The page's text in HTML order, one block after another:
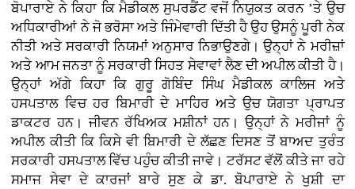
ਬੋਪਾਰਾਏ ਨੇ ਕਿਹਾ ਕਿ ਮੈਡੀਕਲ ਸੁਪਰਡੈਂਟ ਵਜੋਂ ਨਿਯੁਕਤ ਕਰਨ ’ਤੇ ਉਚ
ਅਧਿਕਾਰੀਆਂ ਨੇ ਜੋ ਭਰੋਸਾ ਅਤੇ ਜਿੰਮੇਵਾਰੀ ਦਿੱਤੀ ਹੈ ਉਹ ਉਸਨੂੰ ਪੂਰੀ ਨੇਕ
ਨੀਤੀ ਅਤੇ ਸਰਕਾਰੀ ਨਿਯਮਾਂ ਅਨੁਸਾਰ ਨਿਭਾਉਣਗੇ। ਉਨ੍ਹਾਂ ਨੇ ਮਰੀਜ਼ਾਂ
ਅਤੇ ਆਮ ਜਨਤਾ ਨੂੰ ਸਰਕਾਰੀ ਸਿਹਤ ਸੇਵਾਵਾਂ ਲੈਣ ਦੀ ਅਪੀਲ ਕੀਤੀ ਹੈ।
ਉਨ੍ਹਾਂ ਅੱਗੇ ਕਿਹਾ ਕਿ ਗੁਰੂ ਗੋਬਿੰਦ ਸਿੰਘ ਮੈਡੀਕਲ ਕਾਲਿਜ ਅਤੇ
ਹਸਪਤਾਲ ਵਿਚ ਹਰ ਬਿਮਾਰੀ ਦੇ ਮਾਹਿਰ ਅਤੇ ਉਚ ਯੋਗਤਾ ਪ੍ਰਾਪਤ
ਡਾਕਟਰ ਹਨ। ਜੀਵਨ ਰੱਖਿਅਕ ਮਸ਼ੀਨਾਂ ਹਨ। ਉਨ੍ਹਾਂ ਨੇ ਮਰੀਜਾਂ ਨੂੰ
ਅਪੀਲ ਕੀਤੀ ਕਿ ਕਿਸੇ ਵੀ ਬਿਮਾਰੀ ਦੇ ਲੱਛਣ ਦਿਸਣ ਤੋਂ ਬਾਅਦ ਤੁਰੰਤ
ਸਰਕਾਰੀ ਹਸਪਤਾਲ ਵਿੱਚ ਪਹੁੰਚ ਕੀਤੀ ਜਾਵੇ। ਟਰੱਸਟ ਵੱਲੋਂ ਕੀਤੇ ਜਾ ਰਹੇ
ਸਮਾਜ ਸੇਵਾ ਦੇ ਕਾਰਜਾਂ ਬਾਰੇ ਸੁਣ ਕੇ ਡਾ. ਬੋਪਾਰਾਏ ਨੇ ਖੁਸ਼ੀ ਦਾ